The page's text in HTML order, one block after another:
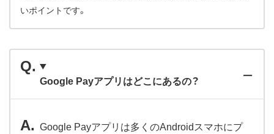
いポイントです。
Google Payアプリはどこにあるの？
Google Payアプリは多くのAndroidスマホにプ